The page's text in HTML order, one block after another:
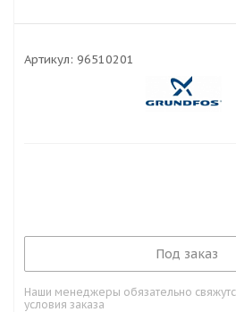
Артикул: 96510201
Под заказ
Наши менеджеры обязательно
условия заказа